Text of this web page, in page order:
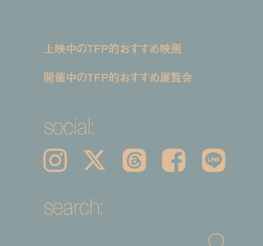
上映中のTFP的おすすめ映画
開催中のTFP的おすすめ展覧会
social:
Instagram 𝕏 Threads Facebook LINE
search: